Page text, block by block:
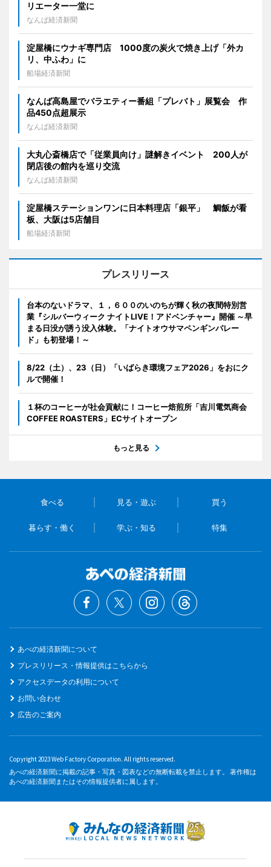
リエーター一堂に
なんば経済新聞
淀屋橋にウナギ専門店 1000度の炭火で焼き上げ「外カ
リ、中ふわ」に
船場経済新聞
なんば高島屋でバラエティー番組「プレバト」展覧会 作
品450点超展示
なんば経済新聞
大丸心斎橋店で「従業員向け」謎解きイベント 200人が
閉店後の館内を巡り交流
なんば経済新聞
淀屋橋ステーションワンに日本料理店「銀平」 鯛飯が看
板、大阪は5店舗目
船場経済新聞
プレスリリース
台本のないドラマ、１，６００のいのちが輝く秋の夜間特別営
業『シルバーウィーク ナイトLIVE！アドベンチャー』開催 ～早
まる日没が誘う没入体験。「ナイトオウサマペンギンパレー
ド」も初登場！～
8/22（土）、23（日）「いばらき環境フェア2026」をおにク
ルで開催！
１杯のコーヒーが社会貢献に！コーヒー焙煎所「吉川電気商会
COFFEE ROASTERS」ECサイトオープン
もっと見る
食べる 見る・遊ぶ 買う
暮らす・働く 学ぶ・知る 特集
あべの経済新聞について
プレスリリース・情報提供はこちらから
アクセスデータの利用について
お問い合わせ
広告のご案内
Copyright 2023 Web Factory Corporation. All rights reserved.
あべの経済新聞に掲載の記事・写真・図表などの無断転載を禁止します。 著作権は
あべの経済新聞またはその情報提供者に属します。